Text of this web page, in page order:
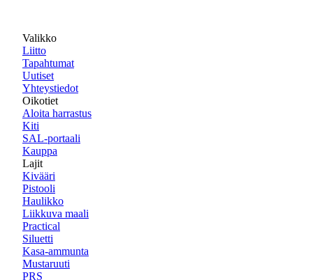
Valikko
Liitto
Tapahtumat
Uutiset
Yhteystiedot
Oikotiet
Aloita harrastus
Kiti
SAL-portaali
Kauppa
Lajit
Kivääri
Pistooli
Haulikko
Liikkuva maali
Practical
Siluetti
Kasa-ammunta
Mustaruuti
PRS